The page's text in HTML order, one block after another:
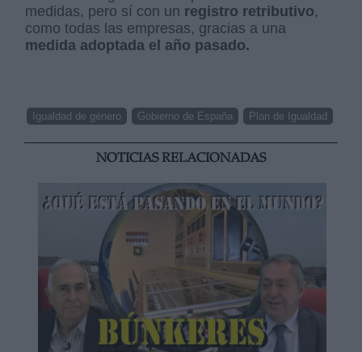
medidas, pero sí con un registro retributivo,
como todas las empresas, gracias a una
medida adoptada el año pasado.
Igualdad de género Gobierno de España Plan de Igualdad
NOTICIAS RELACIONADAS